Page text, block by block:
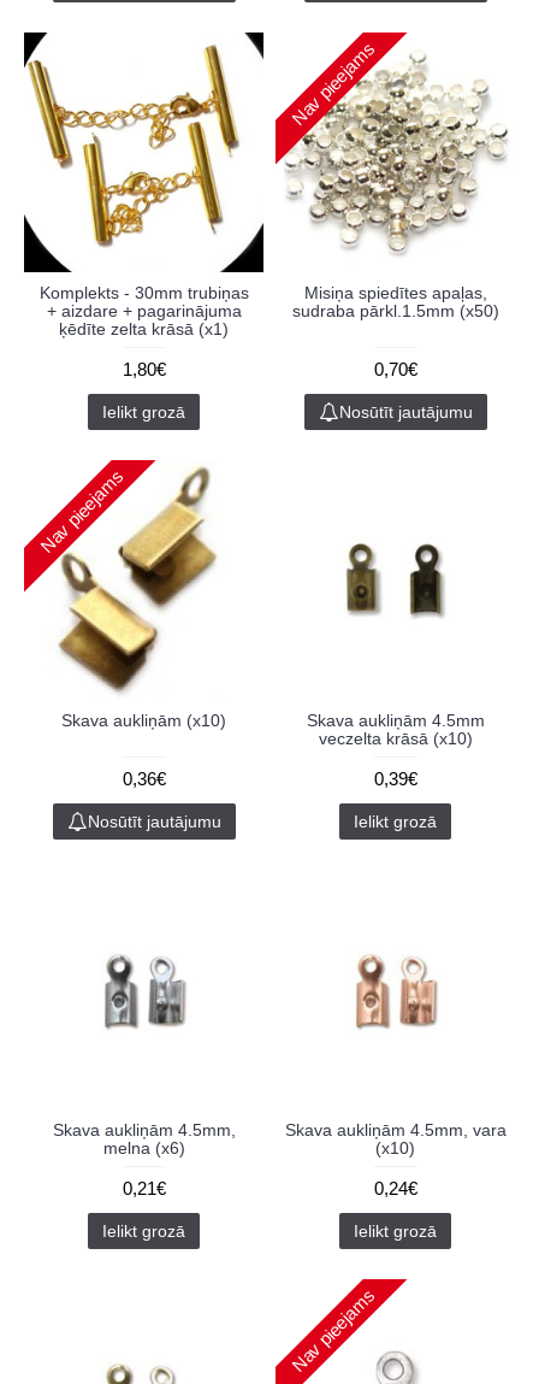
Komplekts - 30mm trubiņas
+ aizdare + pagarinājuma
ķēdīte zelta krāsā (x1)
1,80€
Ielikt grozā
Nav pieejams
Misiņa spiedītes apaļas,
sudraba pārkl.1.5mm (x50)
0,70€
Nosūtīt jautājumu
Nav pieejams
Skava aukliņām (x10)
0,36€
Nosūtīt jautājumu
Skava aukliņām 4.5mm
veczelta krāsā (x10)
0,39€
Ielikt grozā
Skava aukliņām 4.5mm,
melna (x6)
0,21€
Ielikt grozā
Skava aukliņām 4.5mm, vara
(x10)
0,24€
Ielikt grozā
Nav pieejams